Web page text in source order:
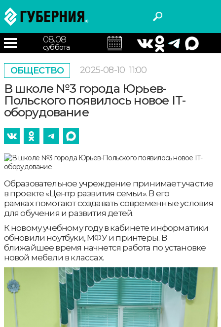
08.08
суббота
ОБЩЕСТВО 2025-08-10 11:00
В школе №3 города Юрьев-
Польского появилось новое IT-
оборудование
Образовательное учреждение принимает участие
в проекте «Центр развития семьи». В его
рамках помогают создавать современные условия
для обучения и развития детей.
К новому учебному году в кабинете информатики
обновили ноутбуки, МФУ и принтеры. В
ближайшее время начнется работа по установке
новой мебели в классах.